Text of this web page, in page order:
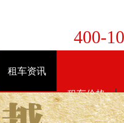
400-
租车资讯
租车价格